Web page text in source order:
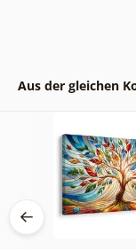
Aus der gleichen